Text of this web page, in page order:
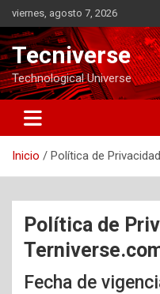
Saltar
al
contenido
viernes, agosto 7, 2026
Tecniverse
Technological Universe
Inicio Política de
Política de
Fecha de